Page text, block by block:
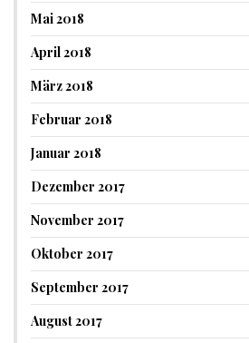
Mai 2018
April 2018
März 2018
Februar 2018
Januar 2018
Dezember 2017
November 2017
Oktober 2017
September 2017
August 2017